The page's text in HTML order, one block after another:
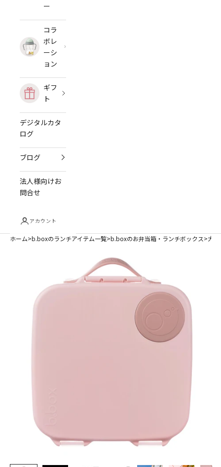
ー
コラ
ボレ
ーシ
ョン
ギフ
ト
デジタルカタ
ログ
ブログ
法人様向けお
問合せ
アカウント
ホーム b.boxのランチアイテム一覧 b.boxのお弁当箱・ランチボックス 大